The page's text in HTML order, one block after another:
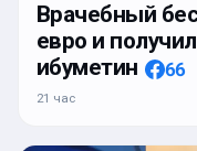
Врачебный
евро и
ибуметин
66
21 час